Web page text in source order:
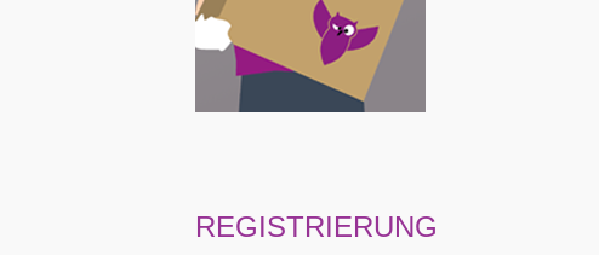
REGISTRIERUNG